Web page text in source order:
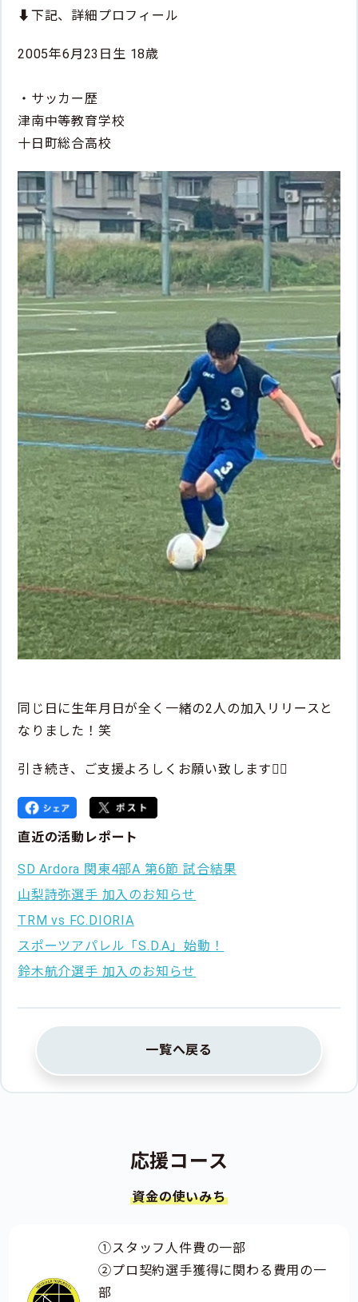
⬇️下記、詳細プロフィール
2005年6月23日生 18歳
・サッカー歴
津南中等教育学校
十日町総合高校
同じ日に生年月日が全く一緒の2人の加入リリースと
なりました！笑
引き続き、ご支援よろしくお願い致します🙇‍♂️
直近の活動レポート
SD Ardora 関東4部A 第6節 試合結果
山梨詩弥選手 加入のお知らせ
TRM vs FC.DIORIA
スポーツアパレル「S.D.A」始動！
鈴木航介選手 加入のお知らせ
一覧へ戻る
応援コース
資金の使いみち
①スタッフ人件費の一部
②プロ契約選手獲得に関わる費用の一
部